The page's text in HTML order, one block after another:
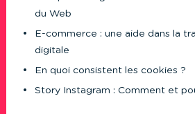
du Web
E-commerce : une aide dans la
digitale
En quoi consistent les cookies ?
Story Instagram : Comment et